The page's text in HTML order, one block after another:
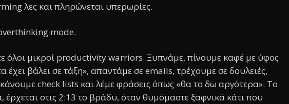
λες και πληρώνεται υπερωρίες.
mode.
όλοι μικροί productivity warriors. Ξυπνάμε, πίνουμε καφέ με ύφος
βάλει σε τάξη», απαντάμε σε emails, τρέχουμε σε δουλειές,
check lists και λέμε φράσεις όπως «θα το δω αργότερα». Το
έρχεται στις 2:13 το βράδυ, όταν θυμόμαστε ξαφνικά κάτι που